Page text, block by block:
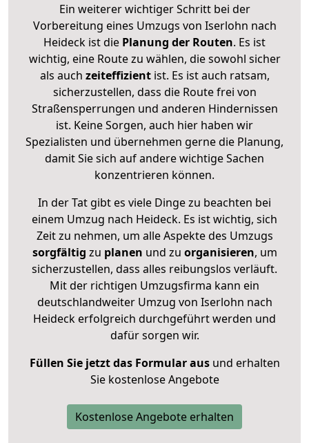
Ein weiterer wichtiger Schritt bei der
Vorbereitung eines Umzugs von Iserlohn nach
Heideck ist die Planung der Routen. Es ist
wichtig, eine Route zu wählen, die sowohl sicher
als auch zeiteffizientist. Es ist auch ratsam,
sicherzustellen, dass die Route frei von
Straßensperrungen und anderen Hindernissen
ist. Keine Sorgen, auch hier haben wir
Spezialisten und übernehmen gerne die Planung,
damit Sie sich auf andere wichtige Sachen
konzentrieren können.
In der Tat gibt es viele Dinge zu beachten bei
einem Umzug nach Heideck. Es ist wichtig, sich
Zeit zu nehmen, um alle Aspekte des Umzugs
sorgfältig zu planen und zu organisieren, um
sicherzustellen, dass alles reibungslos verläuft.
Mit der richtigen Umzugsfirma kann ein
deutschlandweiter Umzug von Iserlohn nach
Heideck erfolgreich durchgeführt werden und
dafür sorgen wir.
Füllen Sie jetzt das Formular ausund erhalten
Sie kostenlose Angebote
Kostenlose Angebote erhalten